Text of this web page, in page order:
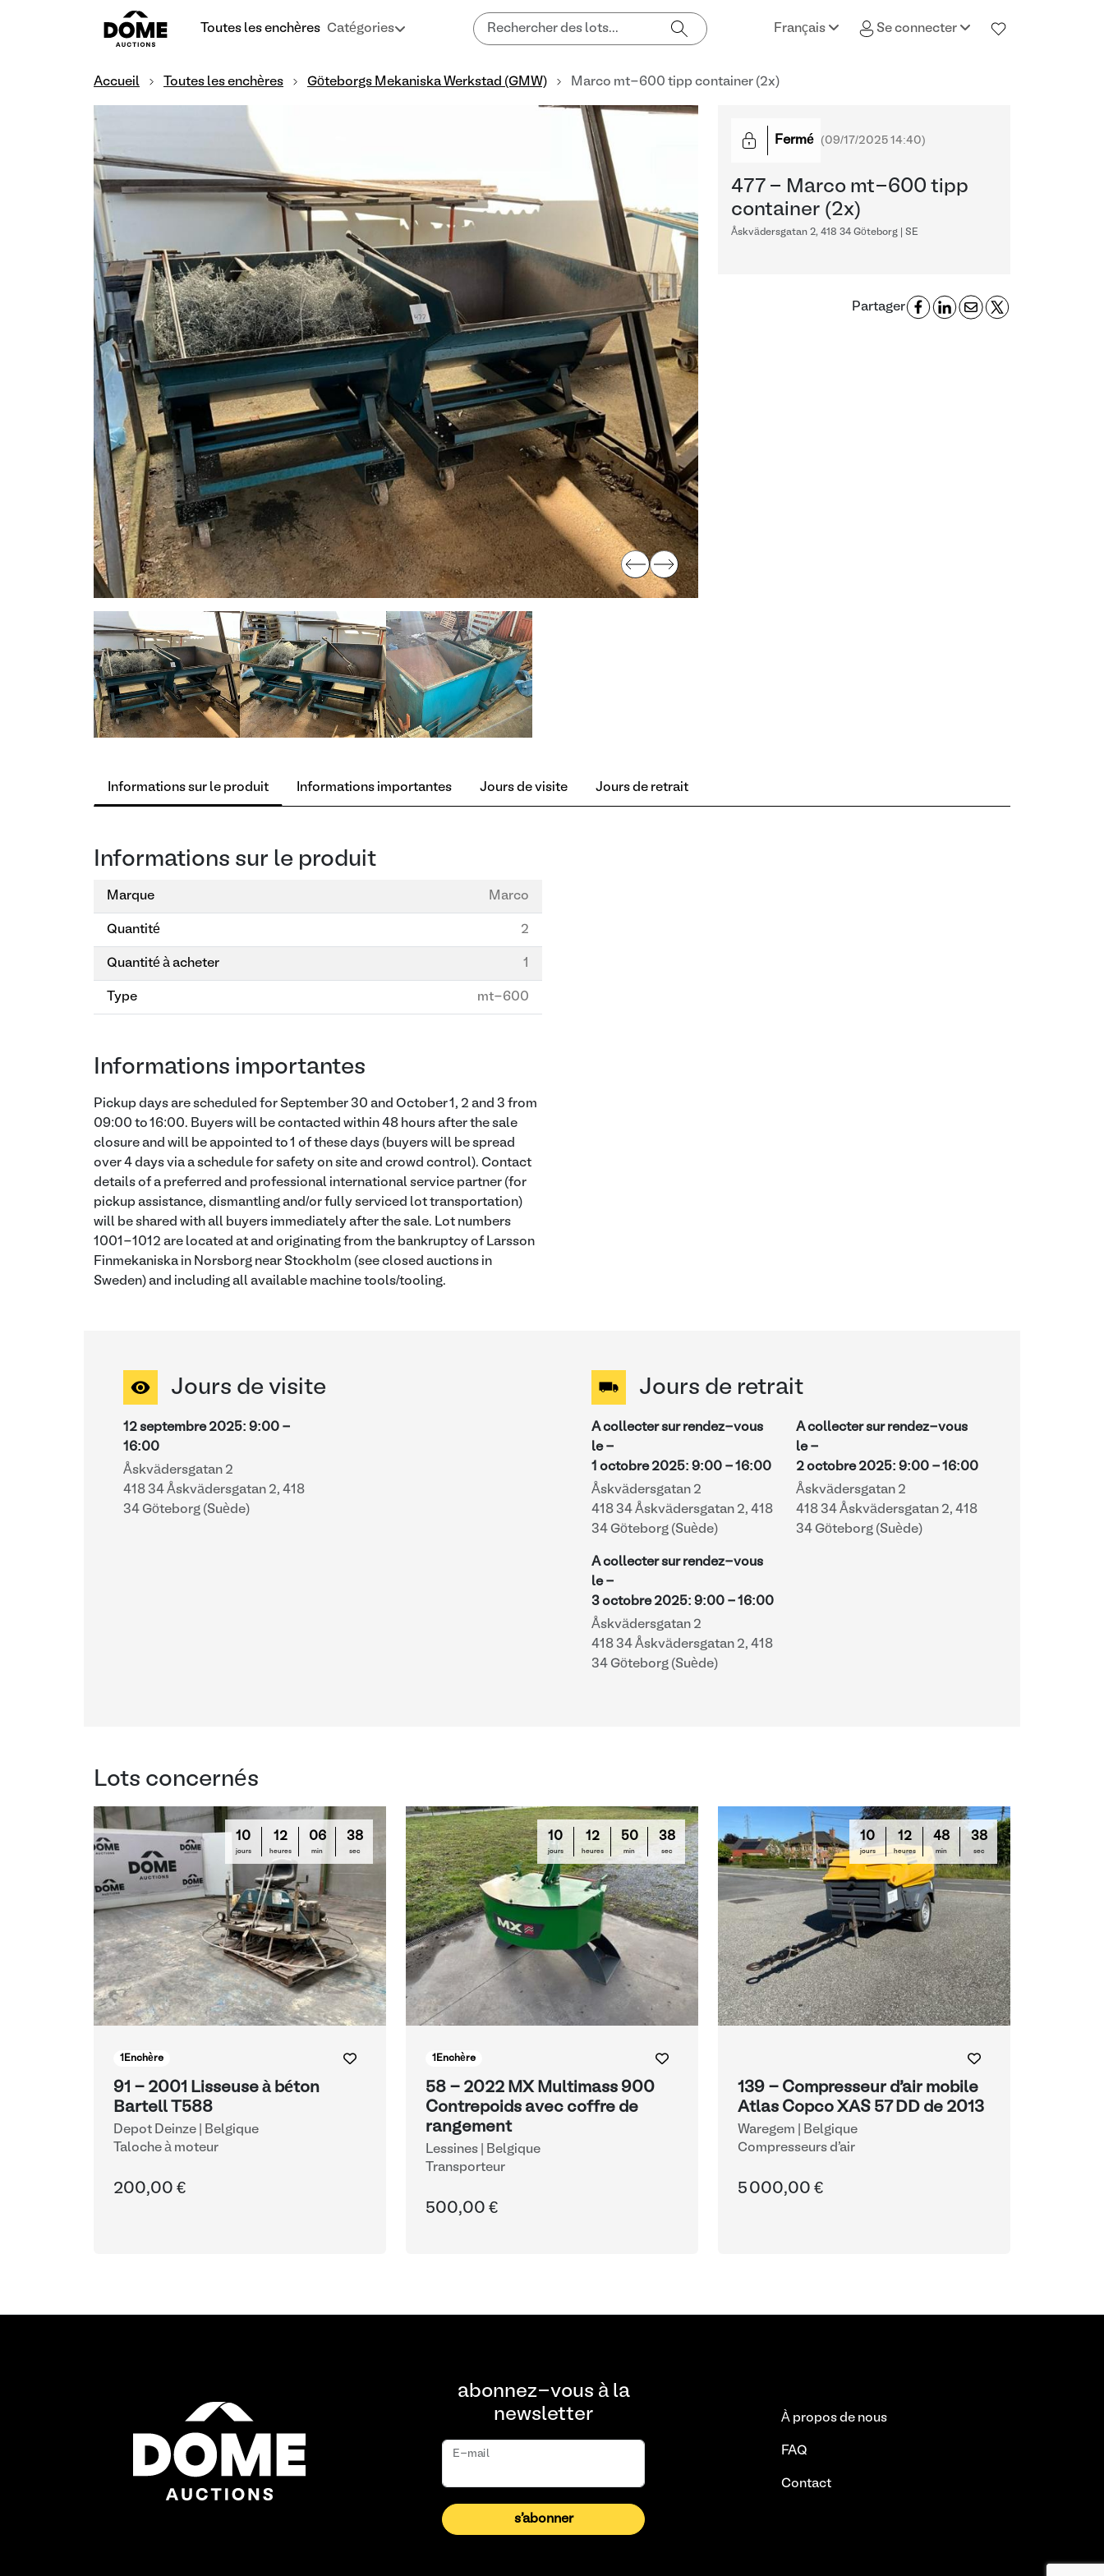
Toutes les enchères Catégories Français Se connecter
Accueil Toutes les enchères Göteborgs Mekaniska Werkstad (GMW) Marco mt-600 tipp container (2x)
Fermé (09/17/2025 14:40)
477 - Marco mt-600 tipp
container (2x)
Åskvädersgatan 2, 418 34 Göteborg | SE
Partager
Informations sur le produit Informations importantes Jours de visite Jours de retrait
Informations sur le produit
Marque Marco
Quantité 2
Quantité à acheter 1
Type mt-600
Informations importantes
Pickup days are scheduled for September 30 and October 1, 2 and 3 from
09:00 to 16:00. Buyers will be contacted within 48 hours after the sale
closure and will be appointed to 1 of these days (buyers will be spread
over 4 days via a schedule for safety on site and crowd control). Contact
details of a preferred and professional international service partner (for
pickup assistance, dismantling and/or fully serviced lot transportation)
will be shared with all buyers immediately after the sale. Lot numbers
1001-1012 are located at and originating from the bankruptcy of Larsson
Finmekaniska in Norsborg near Stockholm (see closed auctions in
Sweden) and including all available machine tools/tooling.
Jours de visite
12 septembre 2025: 9:00 -
16:00
Åskvädersgatan 2
418 34 Åskvädersgatan 2, 418
34 Göteborg (Suède)
Jours de retrait
A collecter sur rendez-vous
le -
1 octobre 2025: 9:00 - 16:00
Åskvädersgatan 2
418 34 Åskvädersgatan 2, 418
34 Göteborg (Suède)
A collecter sur rendez-vous
le -
2 octobre 2025: 9:00 - 16:00
Åskvädersgatan 2
418 34 Åskvädersgatan 2, 418
34 Göteborg (Suède)
A collecter sur rendez-vous
le -
3 octobre 2025: 9:00 - 16:00
Åskvädersgatan 2
418 34 Åskvädersgatan 2, 418
34 Göteborg (Suède)
Lots concernés
10
jours
12
heures
06
min
37
sec
1 Enchère
91 - 2001 Lisseuse à béton
Bartell T588
Depot Deinze | Belgique
Taloche à moteur
200,00 €
10
jours
12
heures
50
min
37
sec
1 Enchère
58 - 2022 MX Multimass 900
Contrepoids avec coffre de
rangement
Lessines | Belgique
Transporteur
500,00 €
10
jours
12
heures
48
min
37
sec
139 - Compresseur d'air mobile
Atlas Copco XAS 57 DD de 2013
Waregem | Belgique
Compresseurs d'air
5 000,00 €
abonnez-vous à la
newsletter
E-mail
s'abonner
À propos de nous
FAQ
Contact